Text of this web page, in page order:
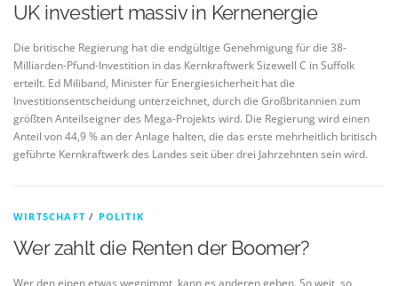
UK investiert massiv in Kernenergie
Die britische Regierung hat die endgültige Genehmigung für die 38-
Milliarden-Pfund-Investition in das Kernkraftwerk Sizewell C in Suffolk
erteilt. Ed Miliband, Minister für Energiesicherheit hat die
Investitionsentscheidung unterzeichnet, durch die Großbritannien zum
größten Anteilseigner des Mega-Projekts wird. Die Regierung wird einen
Anteil von 44,9 % an der Anlage halten, die das erste mehrheitlich britisch
geführte Kernkraftwerk des Landes seit über drei Jahrzehnten sein wird.
WIRTSCHAFT / POLITIK
Wer zahlt die Renten der Boomer?